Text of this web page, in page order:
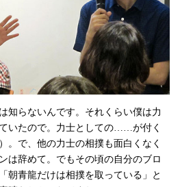
知らないんです。それくらい僕は力
いたので。力士としての……が付く
。で、他の力士の相撲も面白くなく
は辞めて。でもその頃の自分のブロ
朝青龍だけは相撲を取っている」と